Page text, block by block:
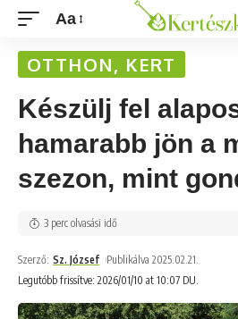
Aa
OTTHON, KERT
Készülj fel
hamarabb jön a
szezon, mint
Legutóbb frissítve: 2026/01/10 at 10:07 DU.
Szerző: Sz. József Publikálva 2025.02.21.
3 perc olvasási idő